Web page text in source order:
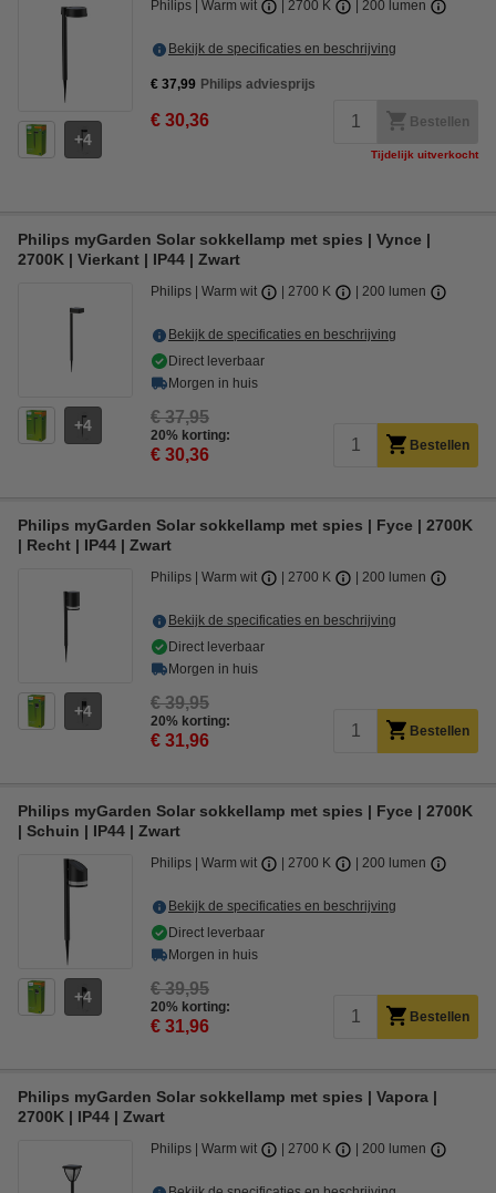
4
Philips Warm wit 2700 K 200 lumen
Bekijk de specificaties en beschrijving
€ 37,99 Philips adviesprijs
€ 30,36 Bestellen
Tijdelijk uitverkocht
Philips myGarden Solar sokkellamp met spies | Vynce |
2700K | Vierkant | IP44 | Zwart
4
Philips Warm wit 2700 K 200 lumen
Bekijk de specificaties en beschrijving
Direct leverbaar
Morgen in huis
€ 37,95
20% korting:
€ 30,36 Bestellen
Philips myGarden Solar sokkellamp met spies | Fyce | 2700K
| Recht | IP44 | Zwart
4
Philips Warm wit 2700 K 200 lumen
Bekijk de specificaties en beschrijving
Direct leverbaar
Morgen in huis
€ 39,95
20% korting:
€ 31,96 Bestellen
Philips myGarden Solar sokkellamp met spies | Fyce | 2700K
| Schuin | IP44 | Zwart
4
Philips Warm wit 2700 K 200 lumen
Bekijk de specificaties en beschrijving
Direct leverbaar
Morgen in huis
€ 39,95
20% korting:
€ 31,96 Bestellen
Philips myGarden Solar sokkellamp met spies | Vapora |
2700K | IP44 | Zwart
Philips Warm wit 2700 K 200 lumen